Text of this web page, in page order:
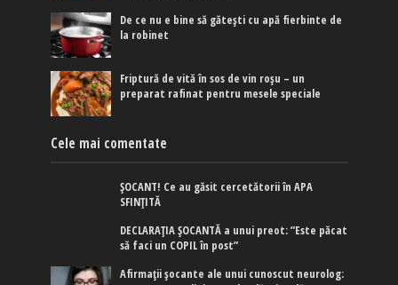
De ce nu e bine să gătești cu apă fierbinte de
la robinet
Friptură de vită în sos de vin roșu – un
preparat rafinat pentru mesele speciale
Cele mai comentate
ȘOCANT! Ce au găsit cercetătorii în APA
SFINȚITĂ
DECLARAȚIA ȘOCANTĂ a unui preot: ”Este păcat
să faci un COPIL în post”
Afirmaţii şocante ale unui cunoscut neurolog: